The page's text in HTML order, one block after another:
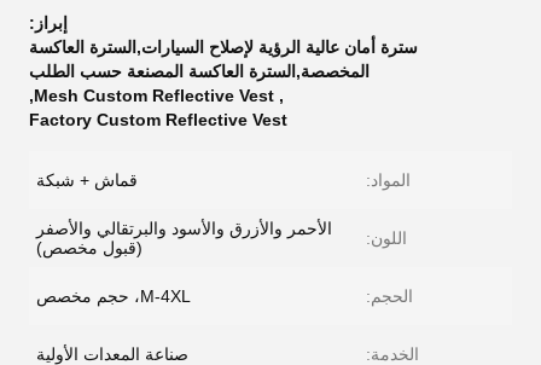
إبراز:
سترة أمان عالية الرؤية لإصلاح السيارات,السترة العاكسة
المخصصة,السترة العاكسة المصنعة حسب الطلب
,
Mesh Custom Reflective Vest
,
Factory Custom Reflective Vest
المواد: قماش + شبكة
اللون:
الأحمر والأزرق والأسود والبرتقالي والأصفر
(قبول مخصص)
الحجم: M-4XL، حجم مخصص
الخدمة: صناعة المعدات الأولية